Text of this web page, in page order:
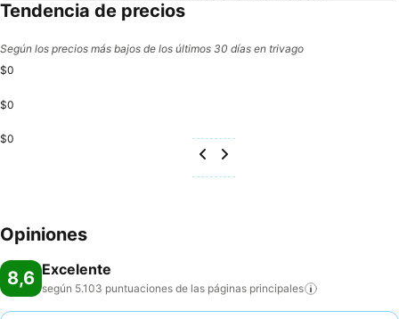
Tendencia de precios
Según los precios más bajos de los últimos 30 días en trivago
$0
$0
$0
Opiniones
8,6 Excelente
según 5.103 puntuaciones de las páginas principales